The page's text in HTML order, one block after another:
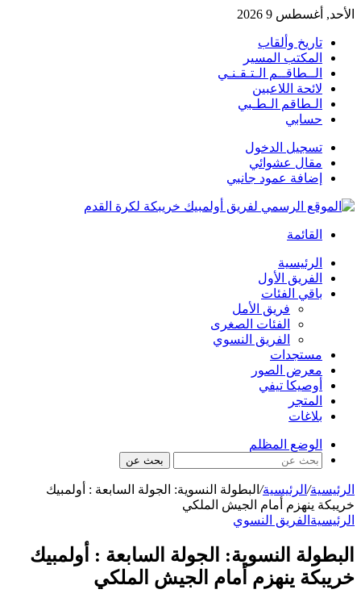
الأحد, أغسطس 9 2026
تاريخ وألقاب
المكتب المسير
الــطاقــم الـتـقـنـي
لائحة اللاعبين
الـطاقم الـطـبي
حسابي
تسجيل الدخول
مقال عشوائي
إضافة عمود جانبي
القائمة
الرئيسية
الفريق الأول
باقي الفئات
فريق الأمل
الفئات الصغرى
الفريق النسوي
مستجدات
معرض الصور
أوصيكا تيفي
المتجر
بلاغات
الوضع المظلم
بحث عن
الرئيسية/ الرئيسية/ البطولة النسوية: الجولة السابعة : أولمبيك
خريبكة ينهزم أمام الجيش الملكي
الرئيسية الفريق النسوي
البطولة النسوية: الجولة السابعة : أولمبيك
خريبكة ينهزم أمام الجيش الملكي